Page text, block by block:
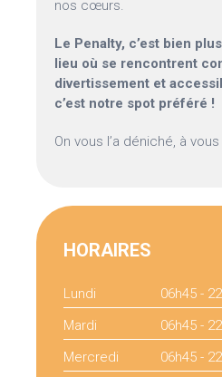
nos cœurs.
Le Penalty, c’est bien
lieu où se rencontrent
divertissement et
c’est notre spot préféré !
On vous l’a déniché, à
HORAIRES
Lundi
06h45 -
Mardi
06h45 -
Mercredi
06h45 -